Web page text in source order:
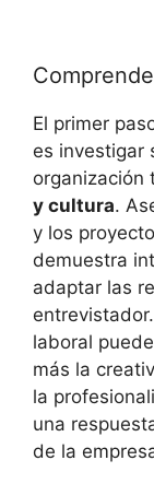
El ⁣primer
es investigar
organización
y cultura.
y los
⁣demuestra
adaptar las
⁤laboral‌
⁣más la
⁣la⁢
una
de la